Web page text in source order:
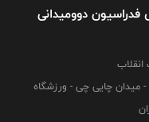
دوومیدانی
- میدان چایی چی - ورزشگاه